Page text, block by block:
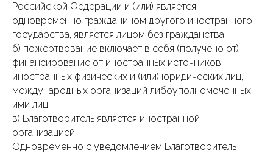
Российской Федерации и (или) является
одновременно гражданином другого иностранного
государства, является лицом без гражданства;
б) пожертвование включает в себя (получено от)
финансирование от иностранных источников:
иностранных физических и (или) юридических лиц,
международных организаций либоуполномоченных
ими лиц;
в) Благотворитель является иностранной
организацией.
Одновременно с уведомлением Благотворитель